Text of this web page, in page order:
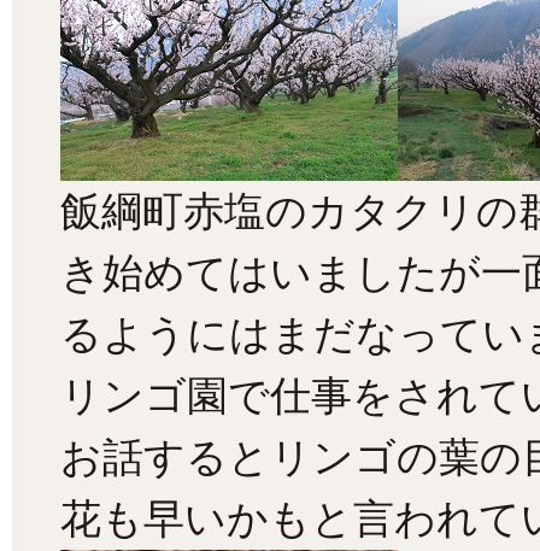
飯綱町赤塩のカタクリの
き始めてはいましたが一
るようにはまだなって
リンゴ園で仕事をされて
お話するとリンゴの葉
花も早いかもと言われて